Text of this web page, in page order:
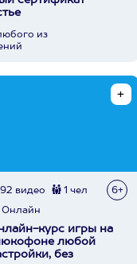
из
92 видео 1 чел 6+
Онлайн
курс игры на
любой
без